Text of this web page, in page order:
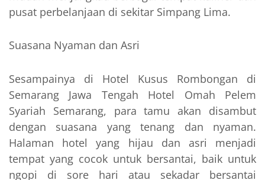
pusat perbelanjaan di sekitar Simpang Lima.
Suasana Nyaman dan Asri
Sesampainya di Hotel Kusus Rombongan di
Semarang Jawa Tengah Hotel Omah Pelem
Syariah Semarang, para tamu akan disambut
dengan suasana yang tenang dan nyaman.
Halaman hotel yang hijau dan asri menjadi
tempat yang cocok untuk bersantai, baik untuk
ngopi di sore hari atau sekadar bersantai